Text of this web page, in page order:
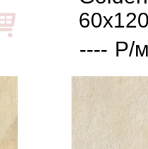
---- Р/